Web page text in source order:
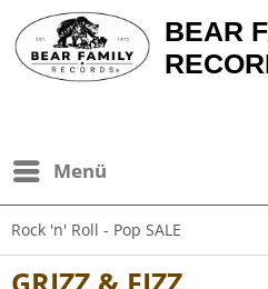
BEAR
Menü
Rock 'n' Roll - Pop SALE